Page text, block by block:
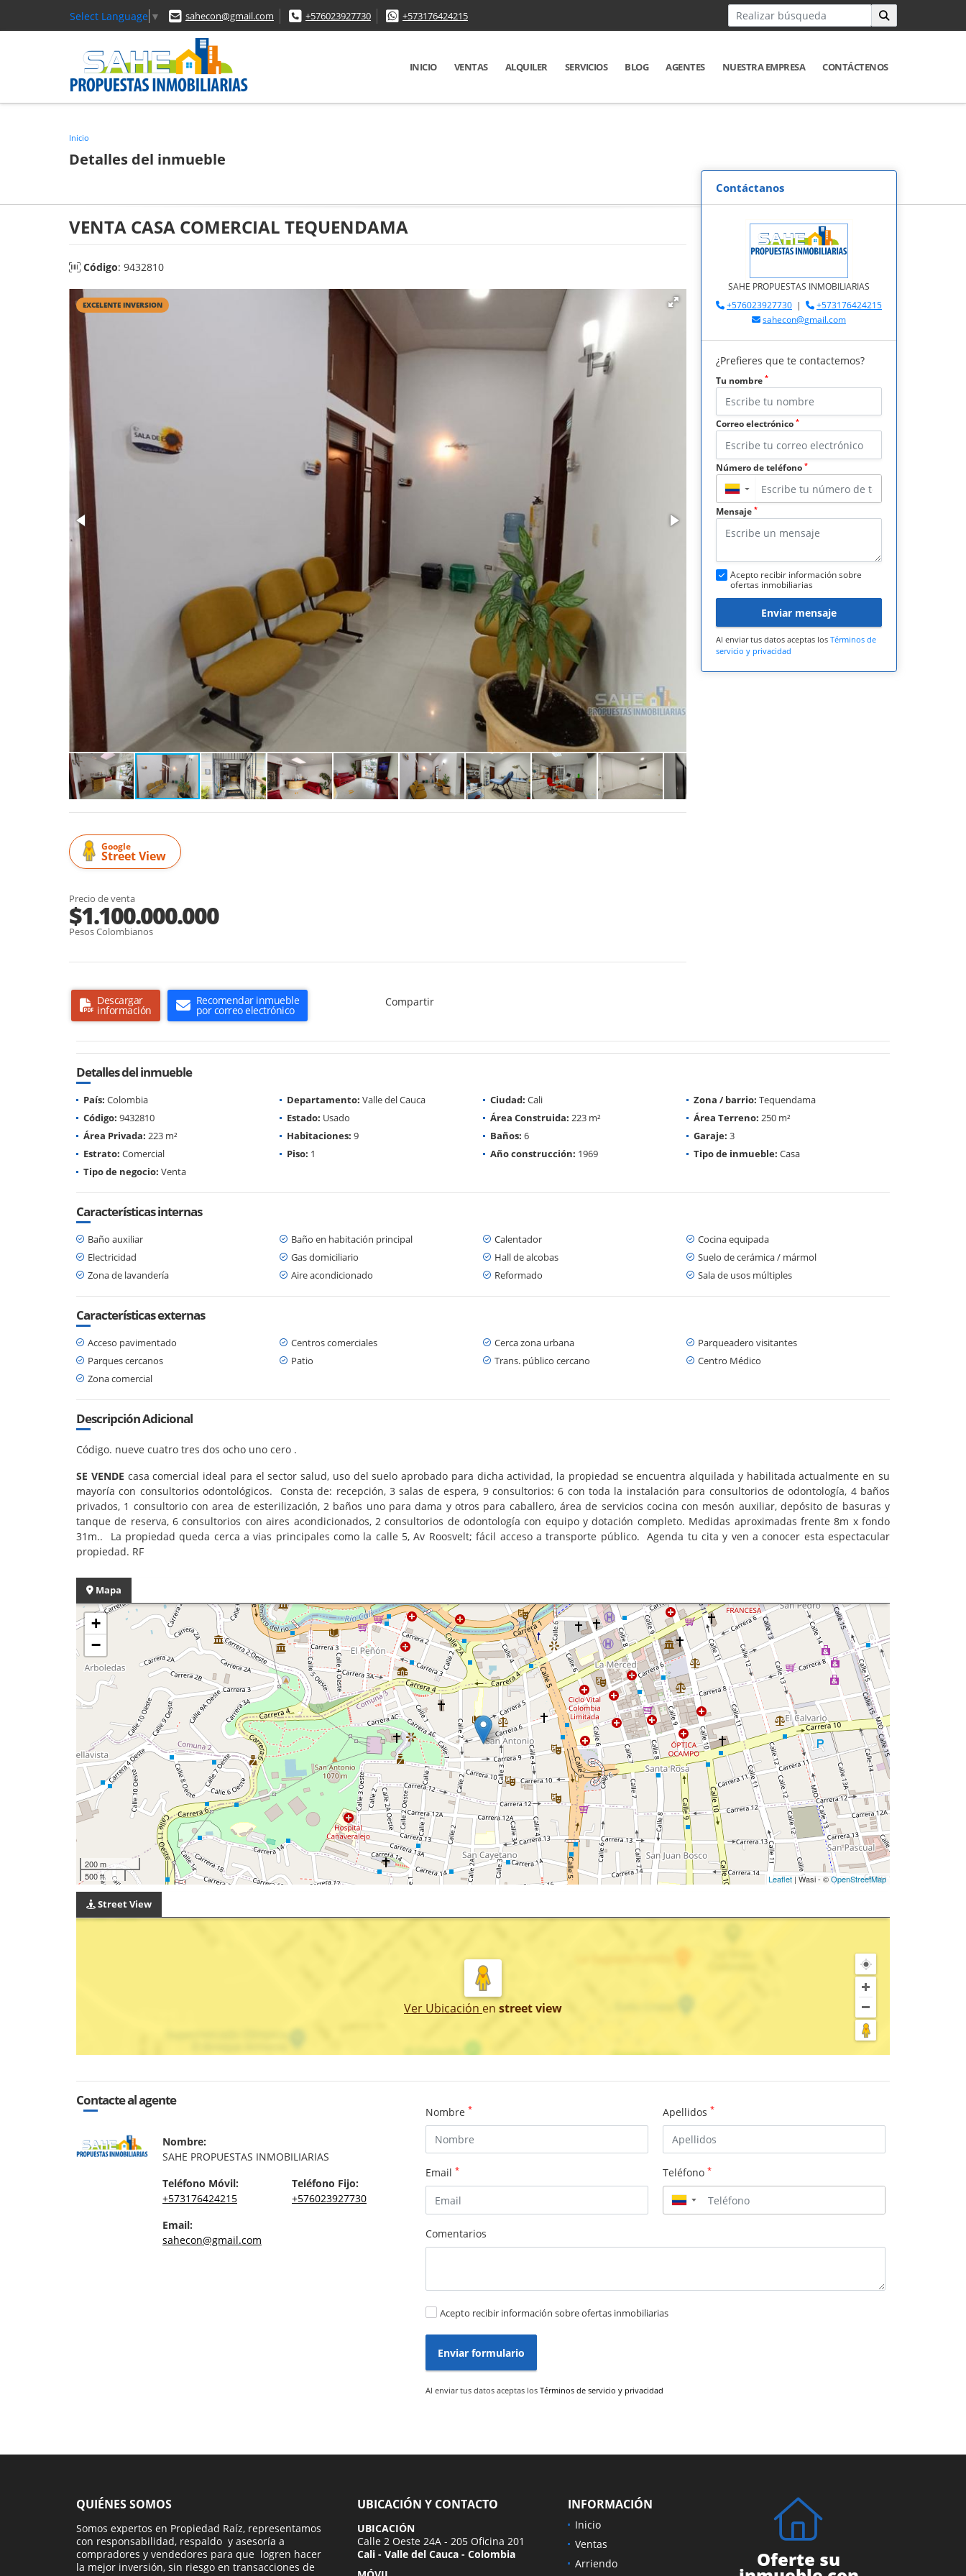
Select Language ▼ sahecon@gmail.com +576023927730 +573176424215
INICIO VENTAS ALQUILER SERVICIOS BLOG AGENTES NUESTRA EMPRESA CONTÁCTENOS
Inicio
Detalles del inmueble
VENTA CASA COMERCIAL TEQUENDAMA
Código: 9432810
EXCELENTE INVERSION
Google
Street View
Precio de venta
$1.100.000.000
Pesos Colombianos
Descargar
información
Recomendar inmueble
por correo electrónico
Compartir
Contáctanos
SAHE PROPUESTAS INMOBILIARIAS
+576023927730 |
+573176424215
sahecon@gmail.com
¿Prefieres que te contactemos?
Tu nombre *
Correo electrónico *
Número de teléfono *
▼
Mensaje *
Acepto recibir información sobre
ofertas inmobiliarias
Enviar mensaje
Al enviar tus datos aceptas los Términos de
servicio y privacidad
Detalles del inmueble
País: Colombia Departamento: Valle del Cauca Ciudad: Cali Zona / barrio: Tequendama
Código: 9432810 Estado: Usado Área Construida: 223 m² Área Terreno: 250 m²
Área Privada: 223 m² Habitaciones: 9 Baños: 6 Garaje: 3
Estrato: Comercial Piso: 1 Año construcción: 1969 Tipo de inmueble: Casa
Tipo de negocio: Venta
Características internas
Baño auxiliar Baño en habitación principal Calentador
Cocina equipada
Electricidad
Gas domiciliario Hall de alcobas
Suelo de cerámica / mármol
Zona de lavandería
Aire acondicionado Reformado Sala de usos múltiples
Características externas
Acceso pavimentado Centros comerciales Cerca zona urbana
Parqueadero visitantes
Parques cercanos
Patio Trans. público cercano
Centro Médico
Zona comercial
Descripción Adicional
Código. nueve cuatro tres dos ocho uno cero .
SE VENDE casa comercial ideal para el sector salud, uso del suelo aprobado para dicha actividad, la propiedad se encuentra alquilada y habilitada actualmente en su
mayoría con consultorios odontológicos. Consta de: recepción, 3 salas de espera, 9 consultorios: 6 con toda la instalación para consultorios de odontología, 4 baños
privados, 1 consultorio con area de esterilización, 2 baños uno para dama y otros para caballero, área de servicios cocina con mesón auxiliar, depósito de basuras y
tanque de reserva, 6 consultorios con aires acondicionados, 2 consultorios de odontología con equipo y dotación completo. Medidas aproximadas frente 8m x fondo
31m.. La propiedad queda cerca a vias principales como la calle 5, Av Roosvelt; fácil acceso a transporte público. Agenda tu cita y ven a conocer esta espectacular
propiedad. RF
Mapa
+
−
200 m
500 ft
Leaflet | Wasi - ©OpenStreetMap
Street View
Ver Ubicación en street view
Contacte al agente
Nombre:
SAHE PROPUESTAS INMOBILIARIAS
Teléfono Móvil:
+573176424215
Teléfono Fijo:
+576023927730
Email:
sahecon@gmail.com
Nombre * Apellidos *
Email * Teléfono *
▼
Comentarios
Acepto recibir información sobre ofertas inmobiliarias
Enviar formulario
Al enviar tus datos aceptas los Términos de servicio y privacidad
QUIÉNES SOMOS
Somos expertos en Propiedad Raíz, representamos
con responsabilidad, respaldo y asesoría a
compradores y vendedores para que logren hacer
la mejor inversión, sin riesgo en transacciones de
UBICACIÓN Y CONTACTO
UBICACIÓN
Calle 2 Oeste 24A - 205 Oficina 201
Cali - Valle del Cauca - Colombia
INFORMACIÓN
Inicio
Ventas
Arriendo
Oferte su